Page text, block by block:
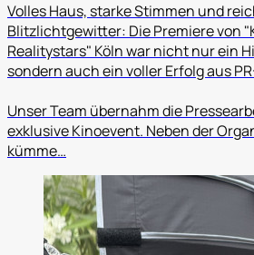
Volles Haus, starke Stimmen und
Blitzlichtgewitter: Die Premiere von
Realitystars" Köln war nicht nur ein
sondern auch ein voller Erfolg aus
Unser Team übernahm die
exklusive Kinoevent. Neben der
kümme…